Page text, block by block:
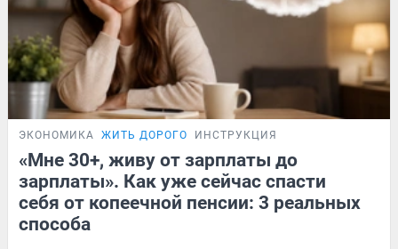
ЭКОНОМИКА ЖИТЬ ДОРОГО ИНСТРУКЦИЯ
«Мне 30+, живу от зарплаты до
зарплаты». Как уже сейчас спасти
себя от копеечной пенсии: 3 реальных
способа